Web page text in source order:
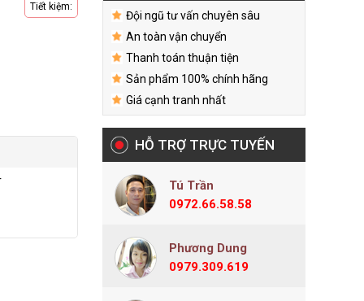
Tiết kiệm:
Đội ngũ tư vấn chuyên sâu
An toàn vận chuyển
Thanh toán thuận tiện
Sản phẩm 100% chính hãng
Giá cạnh tranh nhất
HỖ TRỢ TRỰC TUYẾN
Tú Trần
0972.66.58.58
Phương Dung
0979.309.619